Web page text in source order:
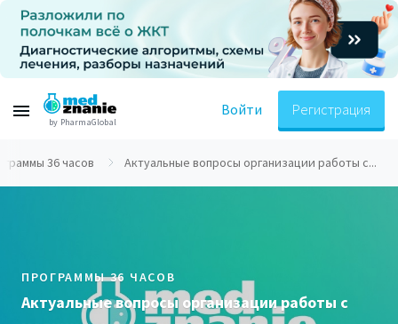
by PharmaGlobal
Войти Регистрация
36 часов Актуальные вопросы организации работы с...
ПРОГРАММЫ 36 ЧАСОВ
Актуальные вопросы организации работы с